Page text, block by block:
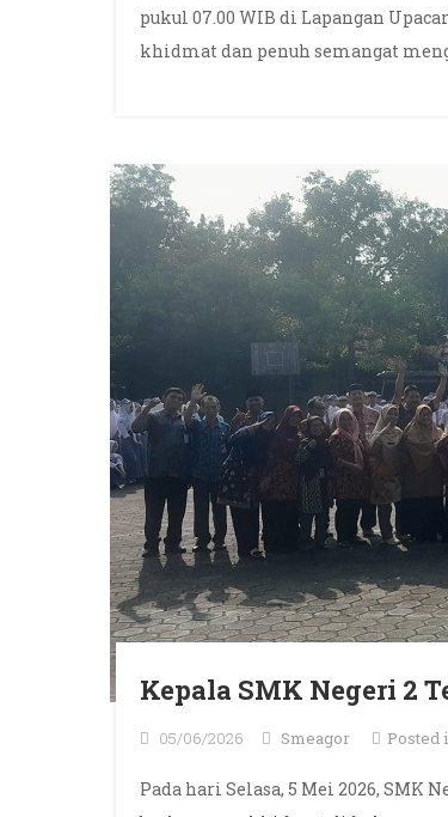
pukul 07.00 WIB di Lapangan
khidmat dan penuh semangat
Kepala SMK Negeri 2
05/06/2026 Smeagor Posted
Pada hari Selasa, 5 Mei 2026, SMK